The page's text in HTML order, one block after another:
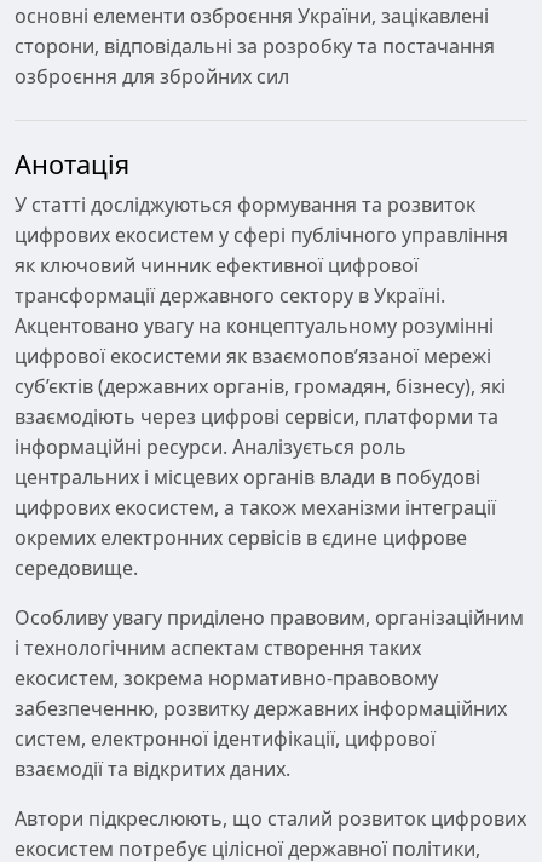
основні елементи озброєння України, зацікавлені
сторони, відповідальні за розробку та постачання
озброєння для збройних сил
Анотація
У статті досліджуються формування та розвиток
цифрових екосистем у сфері публічного управління
як ключовий чинник ефективної цифрової
трансформації державного сектору в Україні.
Акцентовано увагу на концептуальному розумінні
цифрової екосистеми як взаємопов’язаної мережі
суб’єктів (державних органів, громадян, бізнесу), які
взаємодіють через цифрові сервіси, платформи та
інформаційні ресурси. Аналізується роль
центральних і місцевих органів влади в побудові
цифрових екосистем, а також механізми інтеграції
окремих електронних сервісів в єдине цифрове
середовище.
Особливу увагу приділено правовим, організаційним
і технологічним аспектам створення таких
екосистем, зокрема нормативно-правовому
забезпеченню, розвитку державних інформаційних
систем, електронної ідентифікації, цифрової
взаємодії та відкритих даних.
Автори підкреслюють, що сталий розвиток цифрових
екосистем потребує цілісної державної політики,